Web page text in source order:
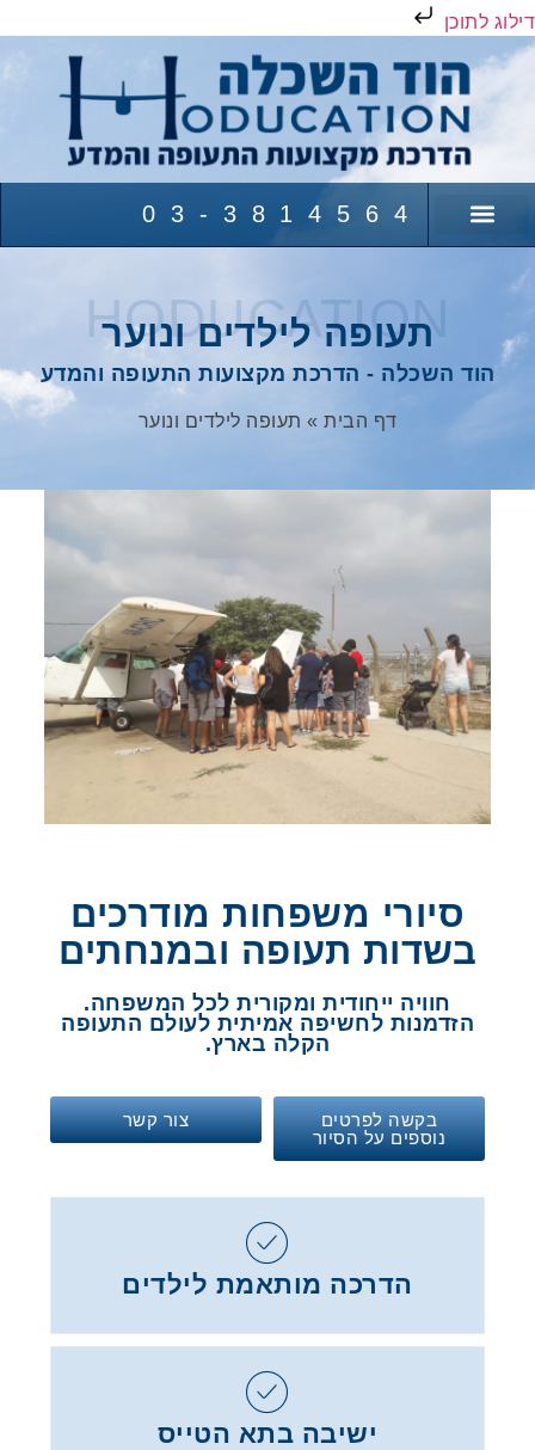
דילוג לתוכן
03-3814564
HODUCATION
תעופה לילדים ונוער
הוד השכלה - הדרכת מקצועות התעופה והמדע
דף הבית » תעופה לילדים ונוער
סיורי משפחות מודרכים
בשדות תעופה ובמנחתים
חוויה ייחודית ומקורית לכל המשפחה.
הזדמנות לחשיפה אמיתית לעולם התעופה
הקלה בארץ.
בקשה לפרטים
נוספים על הסיור
צור קשר
הדרכה מותאמת לילדים
ישיבה בתא הטייס